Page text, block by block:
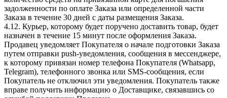
задолженности по оплате Заказа или определенной части
Заказа в течение 30 дней с даты размещения Заказа.
4.12. Курьер, которому будет поручено доставить товар, будет
назначен в течение 15 минут после оформления Заказа.
Продавец уведомляет Покупателя о начале подготовки Заказа
путем отправки push-уведомления, сообщения в мессенджере,
к которому привязан номер телефона Покупателя (Whatsapp,
Telegram), телефонного звонка или SMS-сообщения, если
Покупатель не отключил эти уведомления. Покупатель также
вправе получить информацию о Доставщике, связавшись со